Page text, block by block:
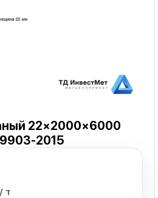
22×2000×6000
2015
т